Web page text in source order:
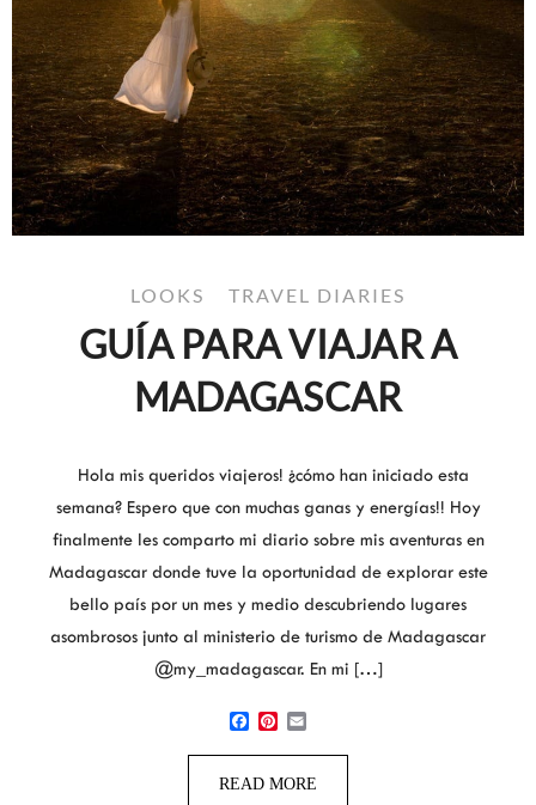
LOOKS TRAVEL DIARIES
GUÍA PARA VIAJAR A
MADAGASCAR
Hola mis queridos viajeros! ¿cómo han iniciado esta
semana? Espero que con muchas ganas y energías!! Hoy
finalmente les comparto mi diario sobre mis aventuras en
Madagascar donde tuve la oportunidad de explorar este
bello país por un mes y medio descubriendo lugares
asombrosos junto al ministerio de turismo de Madagascar
@my_madagascar. En mi […]
READ MORE